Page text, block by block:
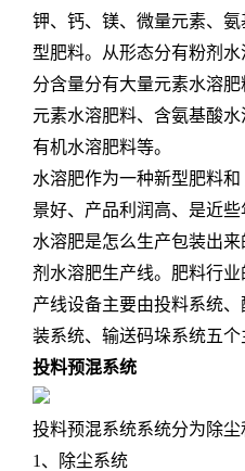
钾、钙、镁、微量元素、
型肥料。从形态分有粉剂
分含量分有大量元素水溶
元素水溶肥料、含氨基酸水
有机水溶肥料等。
水溶肥作为一种新型肥料
景好、产品利润高、是近
水溶肥是怎么生产包装出
剂水溶肥生产线。肥料行
产线设备主要由投料系统
装系统、输送码垛系统五个
投料预混系统
投料预混系统系统分为除尘
1、除尘系统